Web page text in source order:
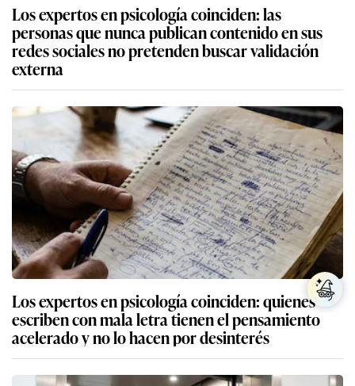
Los expertos en psicología coinciden: las
personas que nunca publican contenido en sus
redes sociales no pretenden buscar validación
externa
Los expertos en psicología coinciden: quienes
escriben con mala letra tienen el pensamiento
acelerado y no lo hacen por desinterés